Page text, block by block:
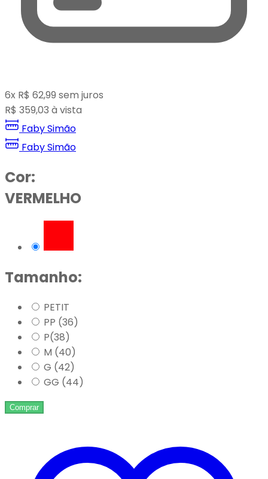
6x R$ 62,99 sem juros
R$ 359,03 à vista
Faby Simão
Faby Simão
Cor:
VERMELHO
Tamanho:
PETIT
PP (36)
P(38)
M (40)
G (42)
GG (44)
Comprar